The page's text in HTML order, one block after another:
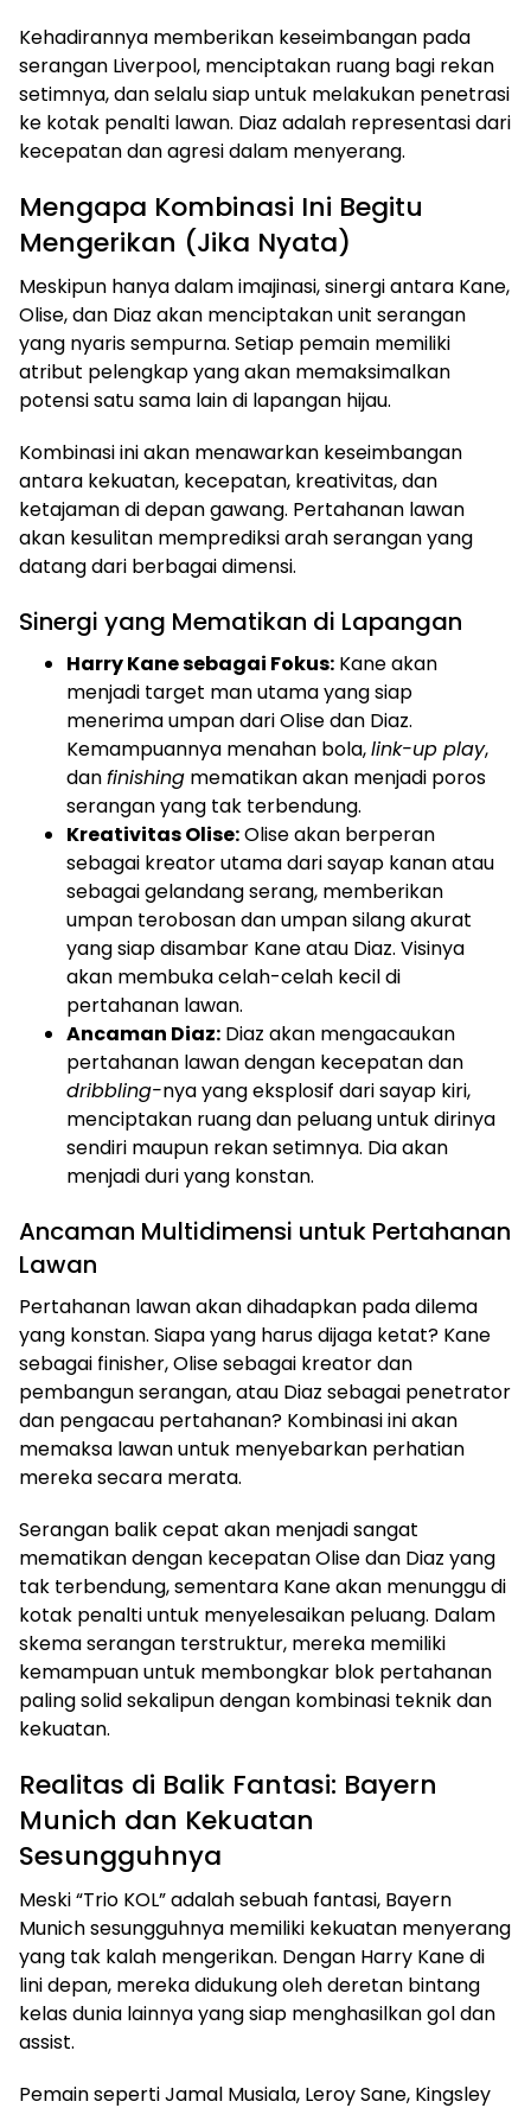
Kehadirannya memberikan keseimbangan pada
serangan Liverpool, menciptakan ruang bagi rekan
setimnya, dan selalu siap untuk melakukan penetrasi
ke kotak penalti lawan. Diaz adalah representasi dari
kecepatan dan agresi dalam menyerang.
Mengapa Kombinasi Ini Begitu
Mengerikan (Jika Nyata)
Meskipun hanya dalam imajinasi, sinergi antara Kane,
Olise, dan Diaz akan menciptakan unit serangan
yang nyaris sempurna. Setiap pemain memiliki
atribut pelengkap yang akan memaksimalkan
potensi satu sama lain di lapangan hijau.
Kombinasi ini akan menawarkan keseimbangan
antara kekuatan, kecepatan, kreativitas, dan
ketajaman di depan gawang. Pertahanan lawan
akan kesulitan memprediksi arah serangan yang
datang dari berbagai dimensi.
Sinergi yang Mematikan di Lapangan
Harry Kane sebagai Fokus: Kane akan
menjadi target man utama yang siap
menerima umpan dari Olise dan Diaz.
Kemampuannya menahan bola,link-up play,
danfinishing mematikan akan menjadi poros
serangan yang tak terbendung.
Kreativitas Olise:Olise akan berperan
sebagai kreator utama dari sayap kanan atau
sebagai gelandang serang, memberikan
umpan terobosan dan umpan silang akurat
yang siap disambar Kane atau Diaz. Visinya
akan membuka celah-celah kecil di
pertahanan lawan.
Ancaman Diaz: Diaz akan mengacaukan
pertahanan lawan dengan kecepatan dan
dribbling-nya yang eksplosif dari sayap kiri,
menciptakan ruang dan peluang untuk dirinya
sendiri maupun rekan setimnya. Dia akan
menjadi duri yang konstan.
Ancaman Multidimensi untuk Pertahanan
Lawan
Pertahanan lawan akan dihadapkan pada dilema
yang konstan. Siapa yang harus dijaga ketat? Kane
sebagai finisher, Olise sebagai kreator dan
pembangun serangan, atau Diaz sebagai penetrator
dan pengacau pertahanan? Kombinasi ini akan
memaksa lawan untuk menyebarkan perhatian
mereka secara merata.
Serangan balik cepat akan menjadi sangat
mematikan dengan kecepatan Olise dan Diaz yang
tak terbendung, sementara Kane akan menunggu di
kotak penalti untuk menyelesaikan peluang. Dalam
skema serangan terstruktur, mereka memiliki
kemampuan untuk membongkar blok pertahanan
paling solid sekalipun dengan kombinasi teknik dan
kekuatan.
Realitas di Balik Fantasi: Bayern
Munich dan Kekuatan
Sesungguhnya
Meski “Trio KOL” adalah sebuah fantasi, Bayern
Munich sesungguhnya memiliki kekuatan menyerang
yang tak kalah mengerikan. Dengan Harry Kane di
lini depan, mereka didukung oleh deretan bintang
kelas dunia lainnya yang siap menghasilkan gol dan
assist.
Pemain seperti Jamal Musiala, Leroy Sane, Kingsley